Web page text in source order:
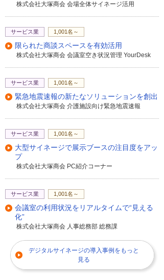
株式会社大塚商会 会場全体サイネージ活用
サービス業 1,001名～
限られた商談スペースを有効活用
株式会社大塚商会 会議室空き状況管理 YourDesk
サービス業 1,001名～
緊急地震速報の新たなソリューションを創出
株式会社大塚商会 介護施設向け緊急地震速報
サービス業 1,001名～
大型サイネージで展示ブースの注目度をアッ
プ
株式会社大塚商会 PC紹介コーナー
サービス業 1,001名～
会議室の利用状況をリアルタイムで“見える
化”
株式会社大塚商会 人事総務部 総務課
デジタルサイネージの導入事例をもっと
見る